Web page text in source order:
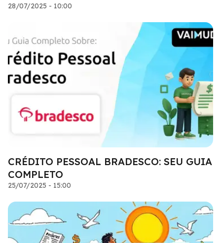
28/07/2025 - 10:00
CRÉDITO PESSOAL BRADESCO: SEU GUIA
COMPLETO
25/07/2025 - 15:00